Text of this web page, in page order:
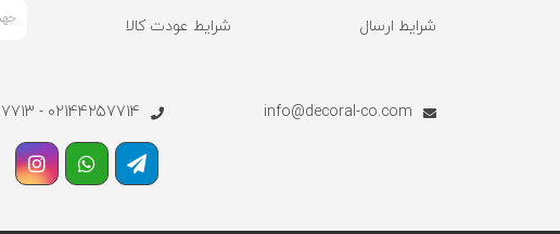
شرایط ارسال
شرایط عودت کالا
info@decoral-co.com
02144257714 - 02144257713